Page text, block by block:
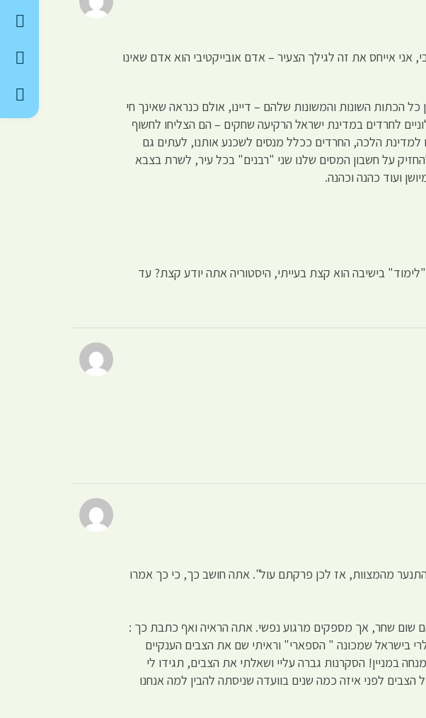
אייחס את זה לגילך הצעיר – אדם אובייקטיבי הוא אדם שאינו
הכתות השונות והמשונות שלהם – דיינו, אולם כנראה שאינך חי
לחרדים במדינת ישראל הרקיעה שחקים – הם הצליחו לחשוף
למדינת הלכה, החרדים ככלל מנסים לשכנע אותנו, לעתים גם
על חשבון המסים שלנו שני "רבנים" בכל עיר, לשרת בצבא
בישיבה הוא קצת בעייתי, היסטוריה אתה יודע קצת? עד
מהמצוות, אז לכן פרקתם עול". אתה חושב כך, כי כך אמרו
שום שחר, אך מספקים מרגוע נפשי. אתה הראיה ואף כתבת כך :
פעם הלכתי בגן החיות הפופולרי בישראל שמכונה " הספארי" וראיתי שם את הצבים הענקיים
האמנתי למראה עייני, 10 צבים ענקיים מתפללים מנחה במניין! הסקרנות גברה עליי ושאלתי את הצבים, תגידו לי
לפני איזה כמה שנים בוועדה שניסתה להבין למה אנחנו